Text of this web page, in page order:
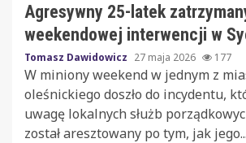
Agresywny 25-latek
weekendowej interwencji w
Tomasz Dawidowicz 27 maja 2026 177
W miniony weekend w jednym z
oleśnickiego doszło do incydentu,
uwagę lokalnych służb
został aresztowany po tym, jak jego...